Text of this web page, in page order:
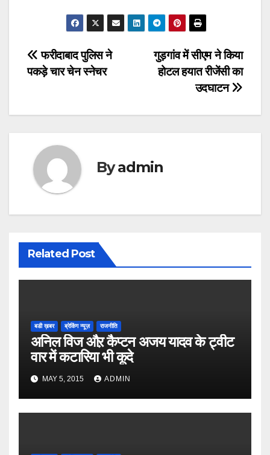
Post
navigation
गुड़गांव में सीएम ने किया
होटल हयात रीजेंसी का
उदघाटन
फरीदाबाद पुलिस ने
पकड़े चार चेन स्नेचर
Byadmin
Related Post
बडी ख़बर ब्रेकिंग न्यूज़ राजनीति
अनिल विज औऱ कैप्टन अजय यादव के ट्वीट
वार में कटारिया भी कूदे
MAY 5, 2015 ADMIN